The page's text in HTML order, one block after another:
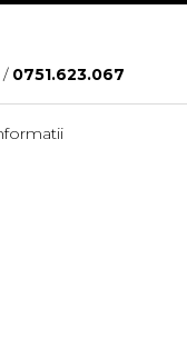
/ 0751.623.067